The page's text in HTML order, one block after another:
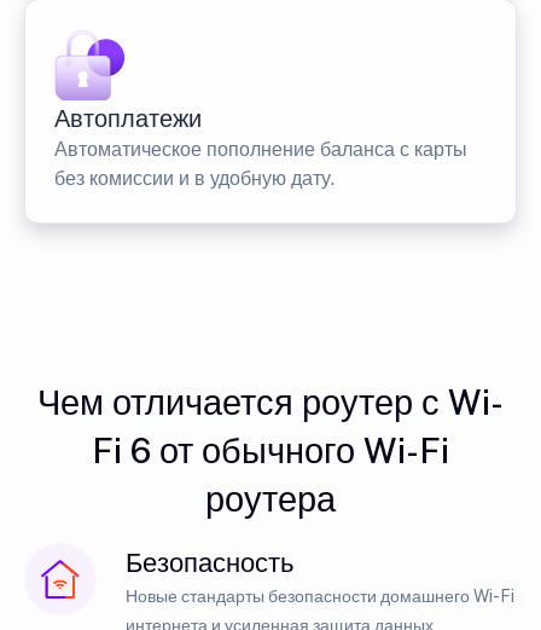
Автоплатежи
Автоматическое пополнение баланса с карты
без комиссии и в удобную дату.
Чем отличается роутер с Wi-
Fi 6 от обычного Wi-Fi
роутера
Безопасность
Новые стандарты безопасности домашнего Wi-Fi
интернета и усиленная защита данных